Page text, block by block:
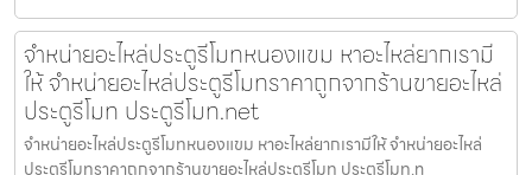
จำหน่ายอะไหล่ประตูรีโมทหนองแขม หาอะไหล่ยากเรามี
ให้ จำหน่ายอะไหล่ประตูรีโมทราคาถูกจากร้านขายอะไหล่
ประตูรีโมท ประตูรีโมท.net
จำหน่ายอะไหล่ประตูรีโมทหนองแขม หาอะไหล่ยากเรามีให้ จำหน่ายอะไหล่
ประตูรีโมทราคาถูกจากร้านขายอะไหล่ประตูรีโมท ประตูรีโมท.n